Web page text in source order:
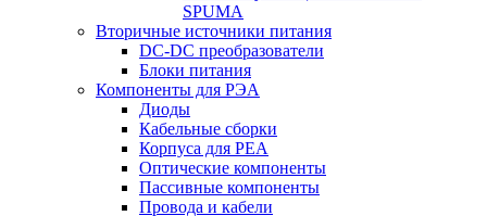
SPUMA
Вторичные источники питания
DC-DC преобразователи
Блоки питания
Компоненты для РЭА
Диоды
Кабельные сборки
Корпуса для РЕА
Оптические компоненты
Пассивные компоненты
Провода и кабели